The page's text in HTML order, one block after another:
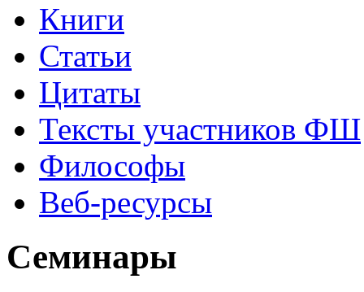
Книги
Статьи
Цитаты
Тексты участников ФШ
Философы
Веб-ресурсы
Семинары